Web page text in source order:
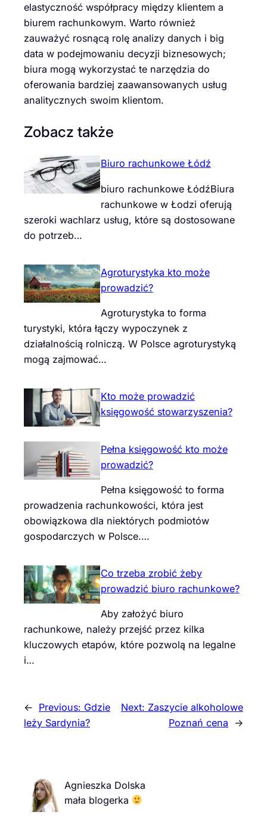
elastyczność współpracy między klientem a
biurem rachunkowym. Warto również
zauważyć rosnącą rolę analizy danych i big
data w podejmowaniu decyzji biznesowych;
biura mogą wykorzystać te narzędzia do
oferowania bardziej zaawansowanych usług
analitycznych swoim klientom.
Zobacz także
Biuro rachunkowe Łódź
biuro rachunkowe ŁódźBiura
rachunkowe w Łodzi oferują
szeroki wachlarz usług, które są dostosowane
do potrzeb…
Agroturystyka kto może
prowadzić?
Agroturystyka to forma
turystyki, która łączy wypoczynek z
działalnością rolniczą. W Polsce agroturystyką
mogą zajmować…
Kto może prowadzić
księgowość stowarzyszenia?
Pełna księgowość kto może
prowadzić?
Pełna księgowość to forma
prowadzenia rachunkowości, która jest
obowiązkowa dla niektórych podmiotów
gospodarczych w Polsce.…
Co trzeba zrobić żeby
prowadzić biuro rachunkowe?
Aby założyć biuro
rachunkowe, należy przejść przez kilka
kluczowych etapów, które pozwolą na legalne
i…
← Previous: Gdzie
leży Sardynia?
Next: Zaszycie alkoholowe
Poznań cena
→
Agnieszka Dolska
mała blogerka